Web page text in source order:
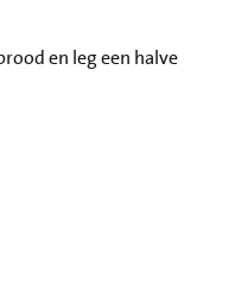
en leg een halve